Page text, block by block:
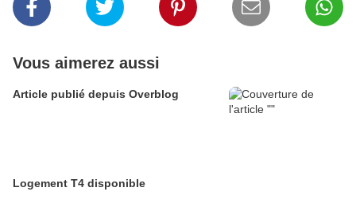
Vous aimerez aussi
Article publié depuis Overblog
Logement T4 disponible